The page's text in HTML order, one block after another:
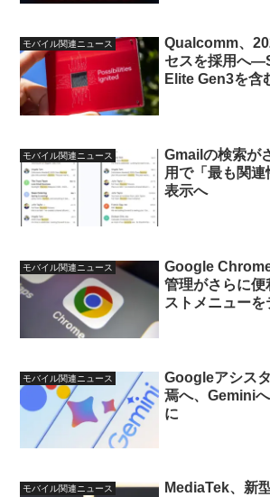
モバイル関連ニュース
Qualcomm、
セスを採用へ
Elite Gen3を含
モバイル関連ニュース
Gmailの検索が
用で「最も関
表示へ
モバイル関連ニュース
Google
管理がさらに便
ストメニューを
モバイル関連ニュース
Googleアシス
焉へ、Gemini
に
モバイル関連ニュース
MediaTek、新